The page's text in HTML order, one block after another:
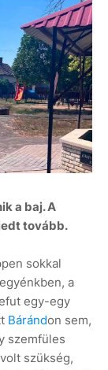
a baj. A
tovább.
sokkal
a
egy-egy
Bárándon sem,
szemfüles
szükség,